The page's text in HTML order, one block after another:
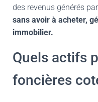
des revenus générés
sans avoir à acheter,
immobilier.
Quels actifs
foncières